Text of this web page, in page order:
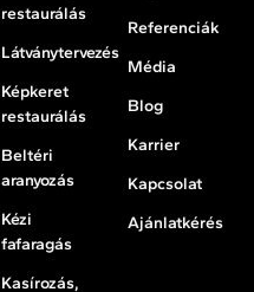
restaurálás
Látványtervezés
Képkeret
restaurálás
Beltéri
aranyozás
Kézi
fafaragás
Kasírozás,
Referenciák
Média
Blog
Karrier
Kapcsolat
Ajánlatkérés